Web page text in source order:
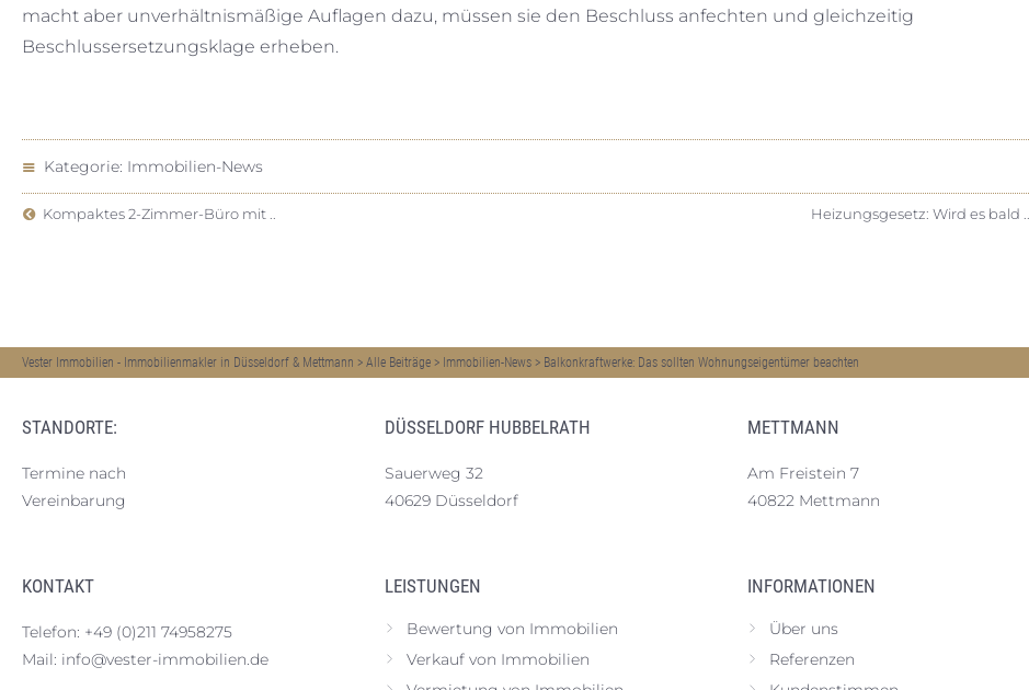
macht aber unverhältnismäßige Auflagen dazu, müssen sie den Beschluss anfechten und gleichzeitig
Beschlussersetzungsklage erheben.
Kategorie: Immobilien-News
Kompaktes 2-Zimmer-Büro mit .. Heizungsgesetz: Wird es bald ..
Vester Immobilien - Immobilienmakler in Düsseldorf & Mettmann > Alle Beiträge > Immobilien-News > Balkonkraftwerke: Das sollten Wohnungseigentümer beachten
STANDORTE:
Termine nach
Vereinbarung
KONTAKT
Telefon: +49 (0)211 74958275
Mail: info@vester-immobilien.de
DÜSSELDORF HUBBELRATH
Sauerweg 32
40629 Düsseldorf
LEISTUNGEN
Bewertung von Immobilien
Verkauf von Immobilien
METTMANN
Am Freistein 7
40822 Mettmann
INFORMATIONEN
Über uns
Referenzen